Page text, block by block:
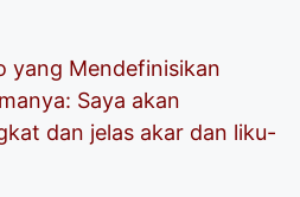
yang Mendefinisikan
Saya akan
dan jelas akar dan liku-